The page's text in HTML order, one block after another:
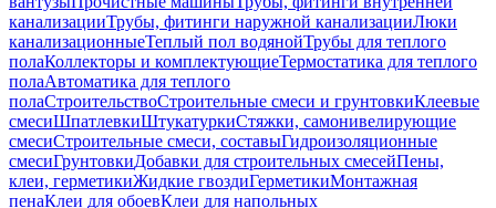
канализацииТрубы, фитинги наружной канализацииЛюки
канализационныеТеплый пол водянойТрубы для теплого
полаКоллекторы и комплектующиеТермостатика для теплого
полаАвтоматика для теплого
полаСтроительствоСтроительные смеси и грунтовкиКлеевые
смесиШпатлевкиШтукатуркиСтяжки, самонивелирующие
смесиСтроительные смеси, составыГидроизоляционные
смесиГрунтовкиДобавки для строительных смесейПены,
клеи, герметикиЖидкие гвоздиГерметикиМонтажная
пенаКлеи для обоевКлеи для напольных